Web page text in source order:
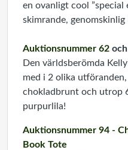
en ovanligt cool
skimrande, genom­skinlig
Auktionsnummer 62 och
Den världsberömda
med i 2 olika
chokladbrunt och utrop
purpurlila!
Auktionsnummer 94 -
Book Tote